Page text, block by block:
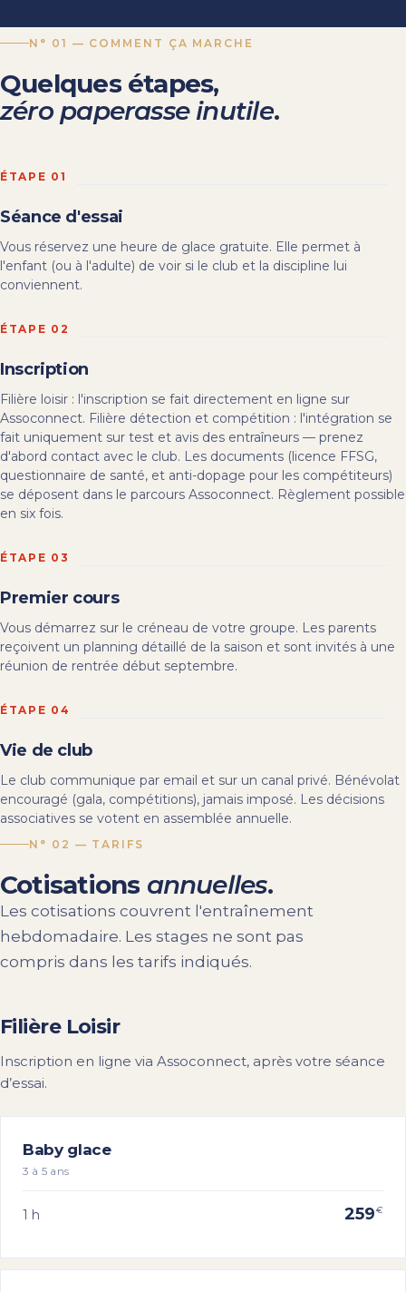
N° 01 — COMMENT ÇA MARCHE
Quelques étapes,
zéro paperasse inutile.
ÉTAPE 01
Séance d'essai
Vous réservez une heure de glace gratuite. Elle permet à
l'enfant (ou à l'adulte) de voir si le club et la discipline lui
conviennent.
ÉTAPE 02
Inscription
Filière loisir : l'inscription se fait directement en ligne sur
Assoconnect. Filière détection et compétition : l'intégration se
fait uniquement sur test et avis des entraîneurs — prenez
d'abord contact avec le club. Les documents (licence FFSG,
questionnaire de santé, et anti-dopage pour les compétiteurs)
se déposent dans le parcours Assoconnect. Règlement possible
en six fois.
ÉTAPE 03
Premier cours
Vous démarrez sur le créneau de votre groupe. Les parents
reçoivent un planning détaillé de la saison et sont invités à une
réunion de rentrée début septembre.
ÉTAPE 04
Vie de club
Le club communique par email et sur un canal privé. Bénévolat
encouragé (gala, compétitions), jamais imposé. Les décisions
associatives se votent en assemblée annuelle.
N° 02 — TARIFS
Cotisations annuelles.
Les cotisations couvrent l'entraînement
hebdomadaire. Les stages ne sont pas
compris dans les tarifs indiqués.
Filière Loisir
Inscription en ligne via Assoconnect, après votre séance
d’essai.
Baby glace
3 à 5 ans
1 h 259€